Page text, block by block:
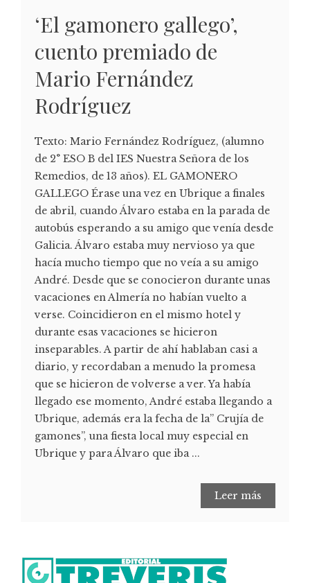
‘El gamonero gallego’,
cuento premiado de
Mario Fernández
Rodríguez
Texto: Mario Fernández Rodríguez, (alumno
de 2° ESO B del IES Nuestra Señora de los
Remedios, de 13 años). EL GAMONERO
GALLEGO Érase una vez en Ubrique a finales
de abril, cuando Álvaro estaba en la parada de
autobús esperando a su amigo que venía desde
Galicia. Álvaro estaba muy nervioso ya que
hacía mucho tiempo que no veía a su amigo
André. Desde que se conocieron durante unas
vacaciones en Almería no habían vuelto a
verse. Coincidieron en el mismo hotel y
durante esas vacaciones se hicieron
inseparables. A partir de ahí hablaban casi a
diario, y recordaban a menudo la promesa
que se hicieron de volverse a ver. Ya había
llegado ese momento, André estaba llegando a
Ubrique, además era la fecha de la” Crujía de
gamones”, una fiesta local muy especial en
Ubrique y para Álvaro que iba ...
Leer más